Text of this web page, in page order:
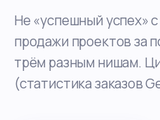
Не «успешный успех»
продажи проектов за
трём разным нишам.
(статистика заказов